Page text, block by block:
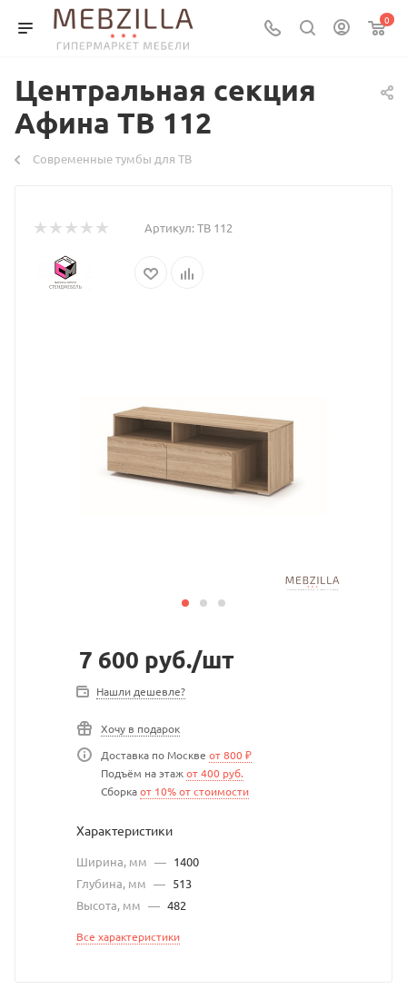
0
Центральная секция
Афина ТВ 112
Современные тумбы для ТВ
Артикул:ТВ 112
7 600 руб./шт
Нашли дешевле?
Хочу в подарок
Доставка по Москве от 800 ₽
Подъём на этажот 400 руб.
Сборкаот 10% от стоимости
Характеристики
Ширина, мм — 1400
Глубина, мм — 513
Высота, мм — 482
Все характеристики